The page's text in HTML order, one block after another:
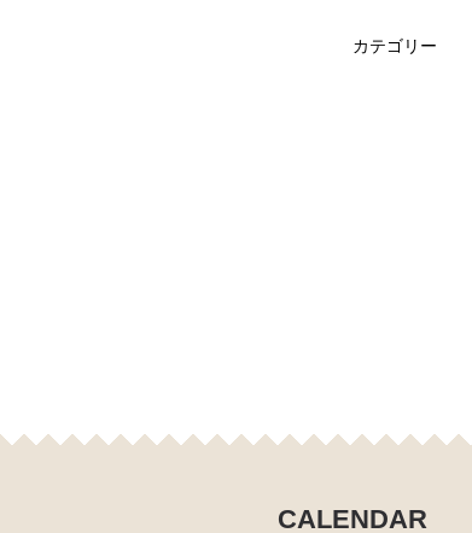
カテゴリー
CALENDAR